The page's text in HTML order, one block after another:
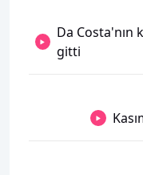
Da Costa'nın
gitti